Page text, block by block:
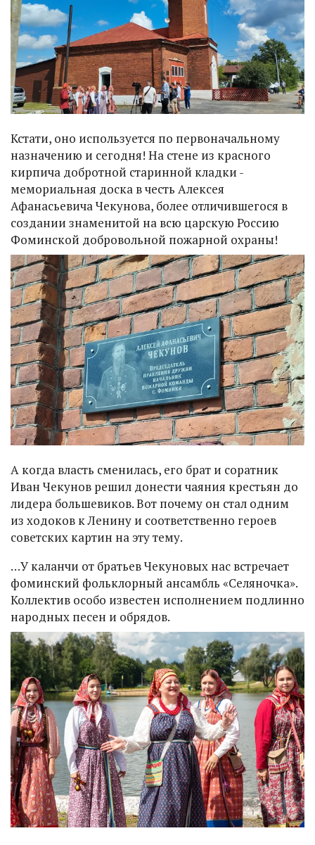
Кстати, оно используется по первоначальному
назначению и сегодня! На стене из красного
кирпича добротной старинной кладки -
мемориальная доска в честь Алексея
Афанасьевича Чекунова, более отличившегося в
создании знаменитой на всю царскую Россию
Фоминской добровольной пожарной охраны!
А когда власть сменилась, его брат и соратник
Иван Чекунов решил донести чаяния крестьян до
лидера большевиков. Вот почему он стал одним
из ходоков к Ленину и соответственно героев
советских картин на эту тему.
…У каланчи от братьев Чекуновых нас встречает
фоминский фольклорный ансамбль «Селяночка».
Коллектив особо известен исполнением подлинно
народных песен и обрядов.